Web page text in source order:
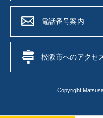
電話番号案内
松阪市へのアクセ
Copyright